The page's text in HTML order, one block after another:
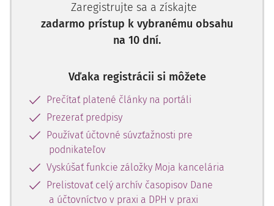
Zaregistrujte sa a získajte
zadarmo prístup k vybranému obsahu
na 10 dní.
Vďaka registrácii si môžete
Prečítať platené články na portáli
Prezerať predpisy
Používať účtovné súvzťažnosti pre
podnikateľov
Vyskúšať funkcie záložky Moja kancelária
Prelistovať celý archív časopisov Dane
a účtovníctvo v praxi a DPH v praxi